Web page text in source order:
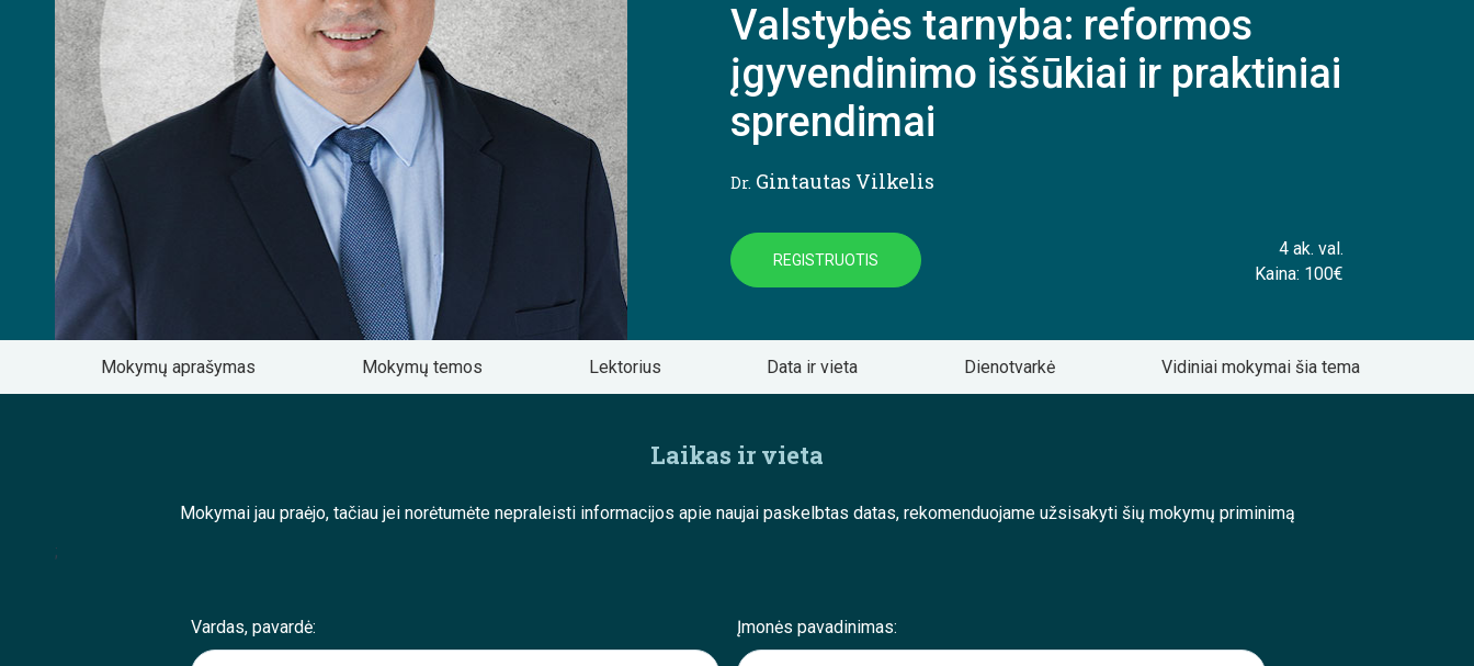
Valstybės tarnyba: reformos
įgyvendinimo iššūkiai ir praktiniai
sprendimai
Dr. Gintautas Vilkelis
REGISTRUOTIS
4 ak. val.
Kaina: 100€
Mokymų aprašymas Mokymų temos Lektorius Data ir vieta Dienotvarkė Vidiniai mokymai šia tema
Laikas ir vieta
Mokymai jau praėjo, tačiau jei norėtumėte nepraleisti informacijos apie naujai paskelbtas datas, rekomenduojame užsisakyti šių mokymų priminimą
;
Vardas, pavardė: Įmonės pavadinimas: